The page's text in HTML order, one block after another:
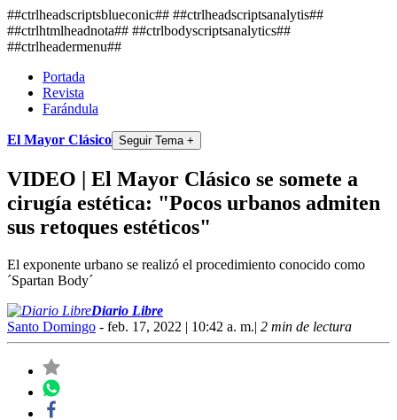
##ctrlheadscriptsblueconic## ##ctrlheadscriptsanalytis##
##ctrlhtmlheadnota## ##ctrlbodyscriptsanalytics##
##ctrlheadermenu##
Portada
Revista
Farándula
El Mayor Clásico Seguir Tema +
VIDEO | El Mayor Clásico se somete a
cirugía estética: "Pocos urbanos admiten
sus retoques estéticos"
El exponente urbano se realizó el procedimiento conocido como
´Spartan Body´
Diario Libre
Santo Domingo - feb. 17, 2022 | 10:42 a. m.| 2 min de lectura